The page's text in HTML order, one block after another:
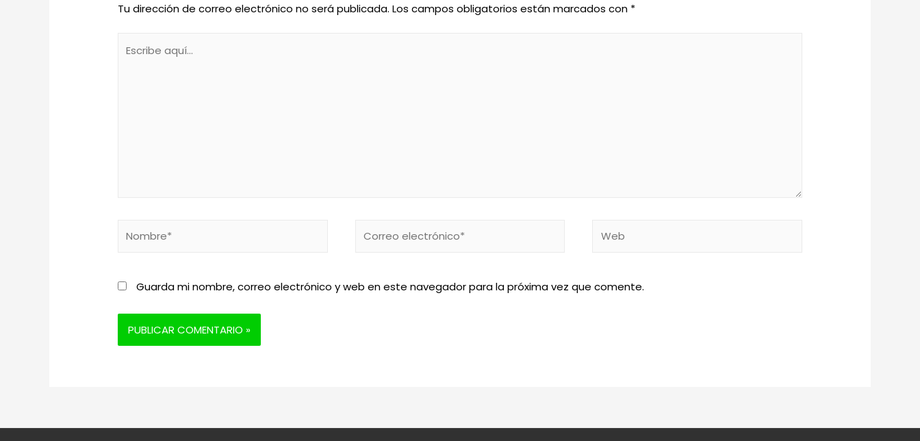
Tu dirección de correo electrónico no será publicada. Los campos obligatorios están marcados con *
Guarda mi nombre, correo electrónico y web en este navegador para la próxima vez que comente.